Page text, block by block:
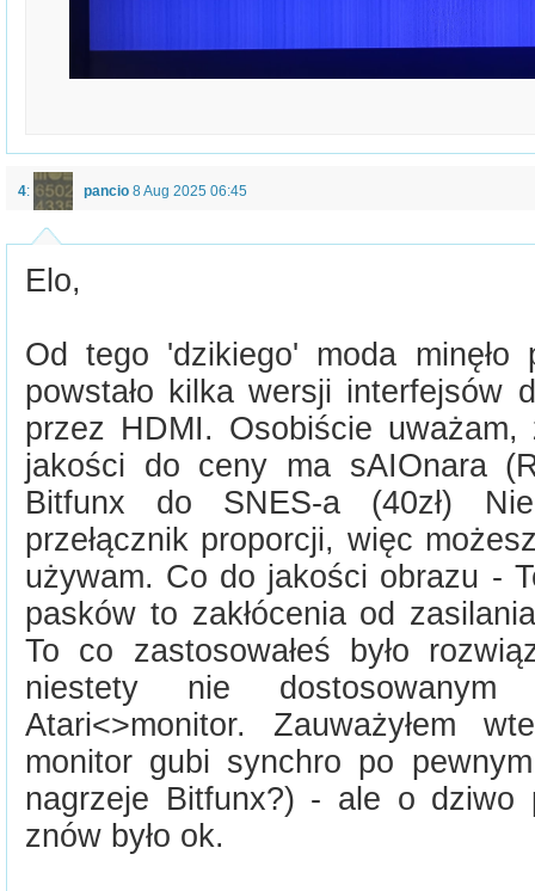
4: pancio 8 Aug 2025 06:45
Elo,
Od tego 'dzikiego' moda minęło
powstało kilka wersji interfejsów
przez HDMI. Osobiście
jakości do ceny ma sAIOnara
Bitfunx do SNES-a (40zł)
przełącznik proporcji, więc
używam. Co do jakości obrazu -
pasków to zakłócenia od
To co zastosowałeś było
niestety nie
Atari<>monitor. Zauważyłem
monitor gubi synchro po
nagrzeje Bitfunx?) - ale o dziwo
znów było ok.